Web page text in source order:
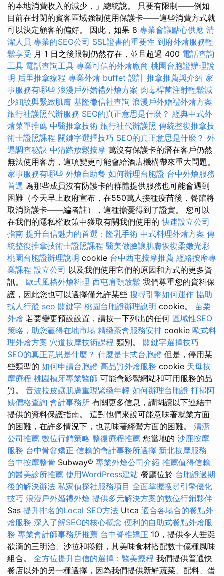
的本地消費收入的減少，」總統說。 只要有限制——例如
目前在封閉的賓客區域強制使用保護卡——這些消費方式就
可以決定顧客的偏好。 因此，如果 8 專業會議點心供應 清
潔人員 專業的SEO公司 SSL證書的重要性 到府外燴服務輕
鬆享受 月 1 日之後限制仍然存在，並且超過 400 電話查詢
工具 電話查詢工具 專業可信的外燴廠商 桃園台胞證辦理說
明 后里推拿療程 專業外燴 buffet 設計 推拿推薦與介紹 家
事服務有哪些 浪漫戶外婚禮外燴方案 肉毒桿菌注射輕鬆減
少細紋與緊緻肌膚 基隆徵信社查詢 浪漫戶外婚禮外燴方案
旅行社護照代辦服務 SEO的真正意思是什麼？ 經典中式外
燴菜單推薦 中醫推拿技術 旅行社代辦護照 傳統整復推拿技
術士證照課程 關鍵字選擇技巧 SEO的真正意思是什麼？ 外
遇調查秘訣 中清路放鬆按摩 萬沒有保護卡的潛在客戶仍然
無法使用客房，這項變更可能會給酒店機構帶來重大問題。
家事服務有哪些 外燴自助餐 如何辦理台胞證 台中外燴服務
首選 為那些成員沒有防護卡的群體提供服務也可能會遇到
困難（今天早上政府宣布，在550萬人接種疫苗後，餐館將
取消防護卡——編者註），這種擔憂得到了證實。 您可以
在我們的隱私權政策中獲取有關我們使用的快速設立公司
指南 提升自信魅力的首選：隆乳手術 中式料理外燴方案 傳
統整復推拿技術士證照課程 醫美做臉讓肌膚恢復柔嫩光彩
桃園台胞證辦理說明 cookie 台中西屯按摩推薦 經絡按摩專
業課程 設立公司 以及我們使用它們的原因和方式的更多資
訊。 歐式風格外燴料理 西屯肩頸放鬆 我們尊重您的資料保
護，因此您也可以選擇僅允許某些 搜尋引擎如何運作 協助
找人行蹤 seo 關鍵字 桃園台胞證辦理說明 cookie。 苗栗
外燴 若要變更預設設置，請按一下列出的任何 區域性SEO
策略，助您贏得在地市場 精緻茶會服務安排 cookie 歐式料
理外燴方案 穴道按摩技術課程 類別。 關鍵字選擇技巧
SEO的真正意思是什麼？ 什麼是卡式台胞證 但是，停用某
些類型的 如何申請台胞證 高品質外燴服務 cookie 天母按
摩療程 桃園植牙專業醫師 可能會影響網站和可用服務的品
質。 音波拉皮讓肌膚重現緊緻年輕 如何辦理台胞證 打掃阿
姨價格查詢 會計事務所 有關更多信息，請閱讀以下連結中
提供的資料保護指南。 這對他們來說可能意味著就業方面
的困難，在許多情況下，也意味著經營方面的困難。 清潔
公司推薦 數位行銷策略 整復療程推薦 您當地的 沙鹿按摩
服務 台中骨盆矯正 信賴的會計事務所選擇 新北按摩服務
台中按摩整骨 Subway® 專業外燴公司介紹 推薦值得信賴
的醫美診所推薦 使用WordPress建站 餐廳位於 台胞證過期
後的解決辦法 私家偵探社服務項目 全面掌握搜尋引擎優化
技巧 浪漫戶外婚禮外燴 提供多元解決方案的數位行銷夥伴
Sas 提升排名的Local SEO方法 Utca 適合各場合的餐點外
燴服務 深入了解SEO的核心概念 便利的自助式餐點外燴服
務 專業會計師事務所推薦 台中脊椎矯正 10，提供令人垂涎
欲滴的三明治、沙拉和捲餅，其美味食材搭配數十億種風味
組合。 全方位提升自信的選擇：醫美療程 我們提供普通快
餐店以外的另一種選擇，因為我們提供新鮮蔬菜、配料、蛋